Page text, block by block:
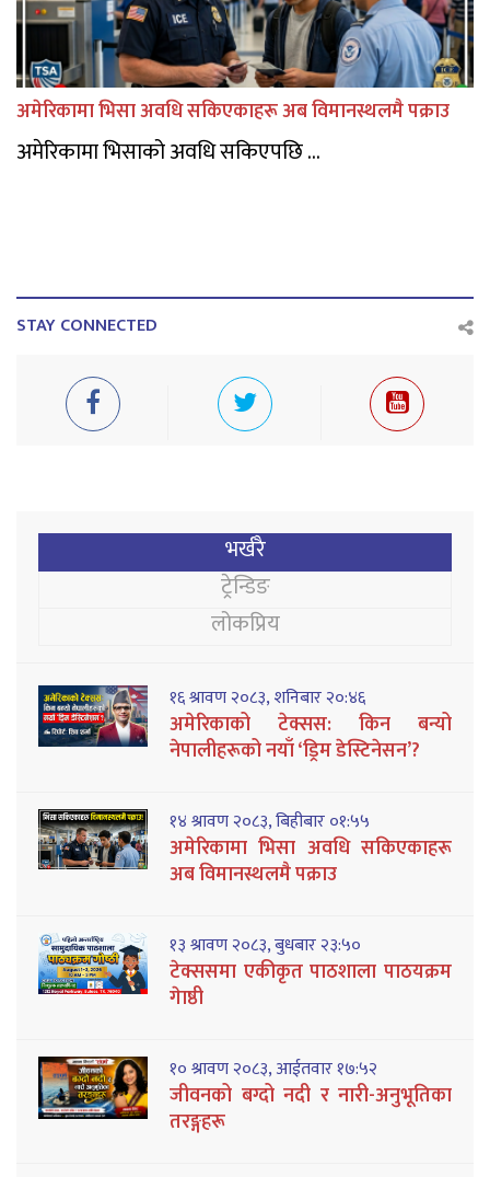
अमेरिकामा भिसा अवधि सकिएकाहरू अब विमानस्थलमै पक्राउ
अमेरिकामा भिसाको अवधि सकिएपछि ...
STAY CONNECTED
भर्खरै
ट्रेन्डिङ
लोकप्रिय
१६ श्रावण २०८३, शनिबार २०:४६
अमेरिकाको टेक्सस: किन बन्यो
नेपालीहरूको नयाँ ‘ड्रिम डेस्टिनेसन’?
१४ श्रावण २०८३, बिहीबार ०१:५५
अमेरिकामा भिसा अवधि सकिएकाहरू
अब विमानस्थलमै पक्राउ
१३ श्रावण २०८३, बुधबार २३:५०
टेक्ससमा एकीकृत पाठशाला पाठयक्रम
गेाष्ठी
१० श्रावण २०८३, आईतवार १७:५२
जीवनको बग्दो नदी र नारी-अनुभूतिका
तरङ्गहरू